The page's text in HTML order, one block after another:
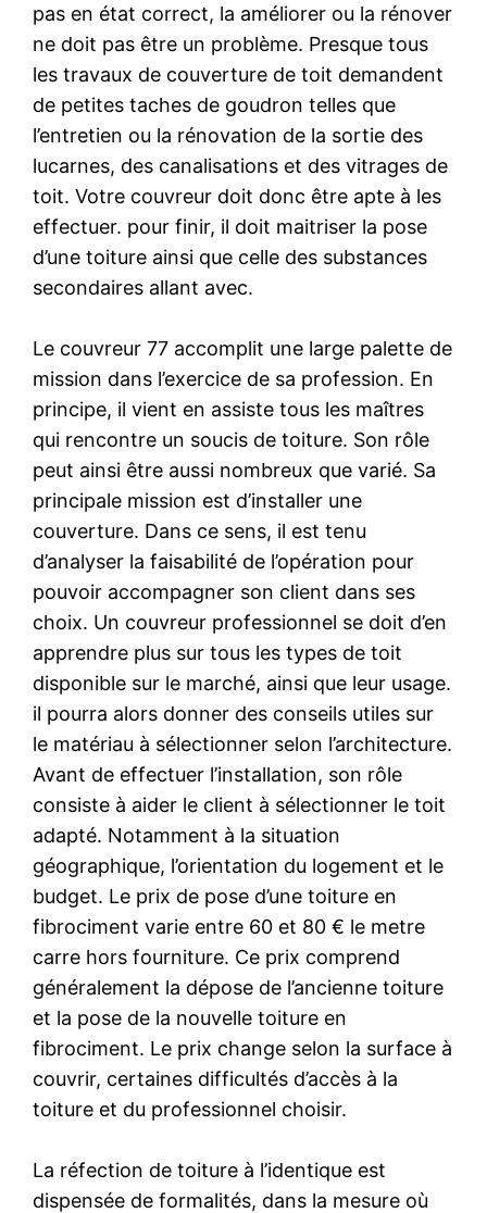
pas en état correct, la améliorer ou la rénover
ne doit pas être un problème. Presque tous
les travaux de couverture de toit demandent
de petites taches de goudron telles que
l’entretien ou la rénovation de la sortie des
lucarnes, des canalisations et des vitrages de
toit. Votre couvreur doit donc être apte à les
effectuer. pour finir, il doit maitriser la pose
d’une toiture ainsi que celle des substances
secondaires allant avec.
Le couvreur 77 accomplit une large palette de
mission dans l’exercice de sa profession. En
principe, il vient en assiste tous les maîtres
qui rencontre un soucis de toiture. Son rôle
peut ainsi être aussi nombreux que varié. Sa
principale mission est d’installer une
couverture. Dans ce sens, il est tenu
d’analyser la faisabilité de l’opération pour
pouvoir accompagner son client dans ses
choix. Un couvreur professionnel se doit d’en
apprendre plus sur tous les types de toit
disponible sur le marché, ainsi que leur usage.
il pourra alors donner des conseils utiles sur
le matériau à sélectionner selon l’architecture.
Avant de effectuer l’installation, son rôle
consiste à aider le client à sélectionner le toit
adapté. Notamment à la situation
géographique, l’orientation du logement et le
budget. Le prix de pose d’une toiture en
fibrociment varie entre 60 et 80 € le metre
carre hors fourniture. Ce prix comprend
généralement la dépose de l’ancienne toiture
et la pose de la nouvelle toiture en
fibrociment. Le prix change selon la surface à
couvrir, certaines difficultés d’accès à la
toiture et du professionnel choisir.
La réfection de toiture à l’identique est
dispensée de formalités, dans la mesure où